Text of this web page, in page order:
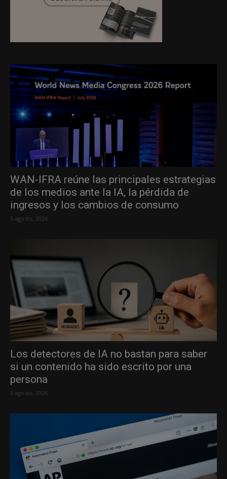
WAN-IFRA reúne las principales estrategias
de los medios ante la IA, la pérdida de
ingresos y los cambios de consumo
5 agosto, 2026
Los detectores de IA no bastan para saber
si un contenido ha sido escrito por una
persona
3 agosto, 2026